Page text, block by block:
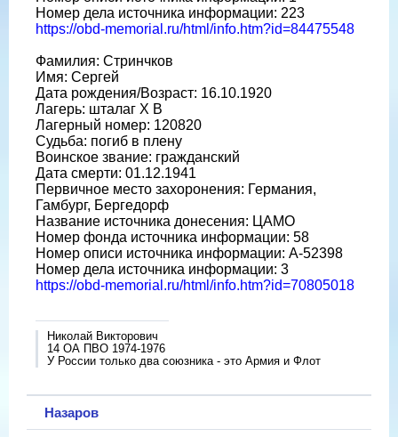
Номер дела источника информации: 223
https://obd-memorial.ru/html/info.htm?id=84475548
Фамилия: Стринчков
Имя: Сергей
Дата рождения/Возраст: 16.10.1920
Лагерь: шталаг X B
Лагерный номер: 120820
Судьба: погиб в плену
Воинское звание: гражданский
Дата смерти: 01.12.1941
Первичное место захоронения: Германия,
Гамбург, Бергедорф
Название источника донесения: ЦАМО
Номер фонда источника информации: 58
Номер описи источника информации: A-52398
Номер дела источника информации: 3
https://obd-memorial.ru/html/info.htm?id=70805018
Николай Викторович
14 ОА ПВО 1974-1976
У России только два союзника - это Армия и Флот
Назаров